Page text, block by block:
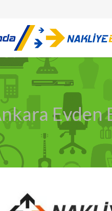
Evden